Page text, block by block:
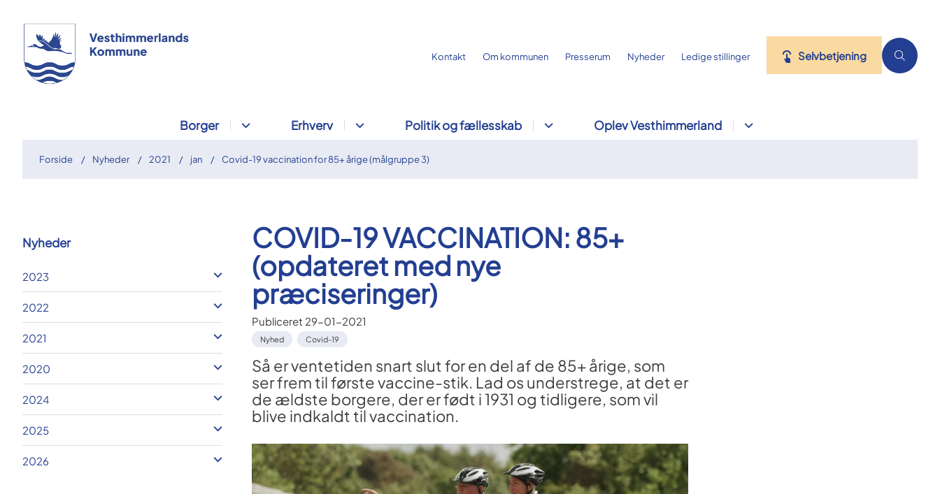
Kontakt Om kommunen Presserum Nyheder Ledige stillinger Selvbetjening
Borger Erhverv Politik og fællesskab Oplev Vesthimmerland
Forside Nyheder 2021 jan Covid-19 vaccination for 85+ årige (målgruppe 3)
Nyheder
2023
2022
2021
2020
2024
2025
2026
COVID-19 VACCINATION: 85+
(opdateret med nye
præciseringer)
Publiceret 29-01-2021
Nyhed Covid-19
Så er ventetiden snart slut for en del af de 85+ årige, som
ser frem til første vaccine-stik. Lad os understrege, at det er
de ældste borgere, der er født i 1931 og tidligere, som vil
blive indkaldt til vaccination.